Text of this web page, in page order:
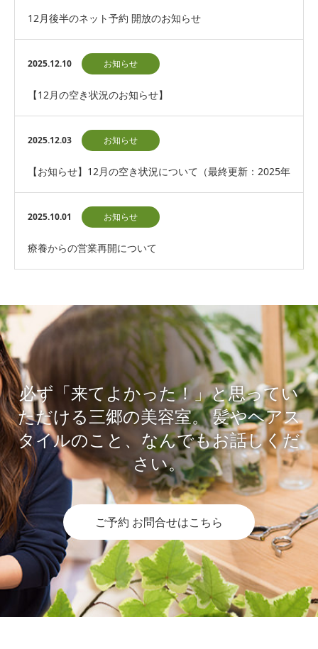
12月後半のネット予約 開放のお知らせ
2025.12.10 お知らせ
【12月の空き状況のお知らせ】
2025.12.03 お知らせ
【お知らせ】12月の空き状況について（最終更新：2025年
12月3日）
2025.10.01 お知らせ
療養からの営業再開について
必ず「来てよかった！」と思ってい
ただける三郷の美容室。髪やヘアス
タイルのこと、なんでもお話しくだ
さい。
ご予約 お問合せはこちら